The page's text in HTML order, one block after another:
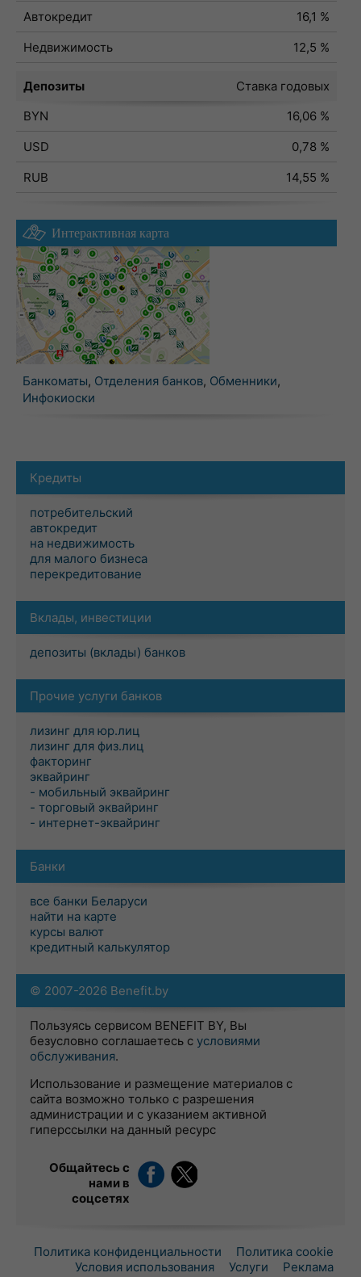
Автокредит
16,1 %
Недвижимость
12,5 %
Депозиты
Ставка годовых
BYN
16,06 %
USD
0,78 %
RUB
14,55 %
Интерактивная карта
Банкоматы, Отделения банков, Обменники,
Инфокиоски
Кредиты
потребительский
автокредит
на недвижимость
для малого бизнеса
перекредитование
Вклады, инвестиции
депозиты (вклады) банков
Прочие услуги банков
лизинг для юр.лиц
лизинг для физ.лиц
факторинг
эквайринг
- мобильный эквайринг
- торговый эквайринг
- интернет-эквайринг
Банки
все банки Беларуси
найти на карте
курсы валют
кредитный калькулятор
© 2007-2026 Benefit.by
Пользуясь сервисом BENEFIT BY, Вы
безусловно соглашаетесь с условиями
обслуживания.
Использование и размещение материалов с
сайта возможно только с разрешения
администрации и с указанием активной
гиперссылки на данный ресурс
Общайтесь с
нами в
соцсетях
Политика конфиденциальности
Политика cookie
Условия использования
Услуги
Реклама